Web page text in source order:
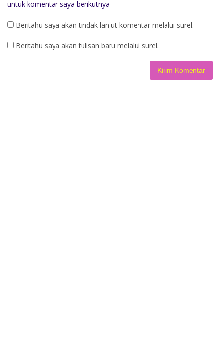
untuk komentar saya berikutnya.
Beritahu saya akan tindak lanjut komentar melalui surel.
Beritahu saya akan tulisan baru melalui surel.